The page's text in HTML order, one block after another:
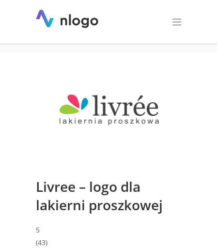
Livree – logo dla lakierni
Livree – logo dla
lakierni proszkowej
5
(43)